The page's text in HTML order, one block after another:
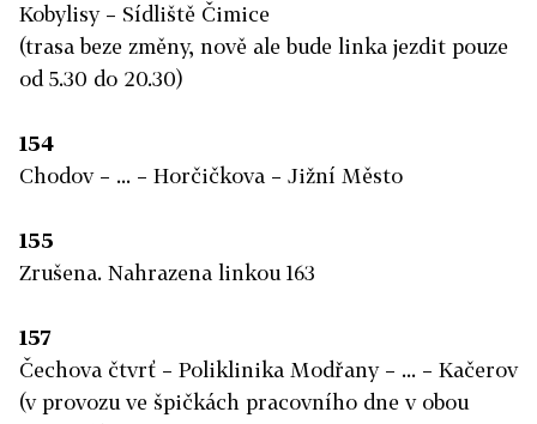
Kobylisy – Sídliště Čimice
(trasa beze změny, nově ale bude linka jezdit pouze
od 5.30 do 20.30)
154
Chodov – ... – Horčičkova – Jižní Město
155
Zrušena. Nahrazena linkou 163
157
Čechova čtvrť – Poliklinika Modřany – ... – Kačerov
(v provozu ve špičkách pracovního dne v obou